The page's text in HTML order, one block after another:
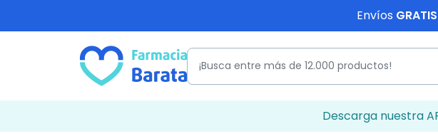
Envíos GRATIS
Descarga nuestra